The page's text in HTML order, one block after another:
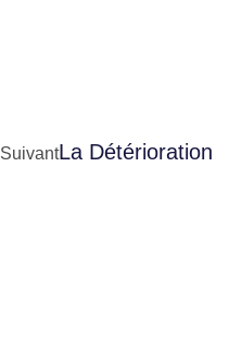
SuivantLa Détérioration